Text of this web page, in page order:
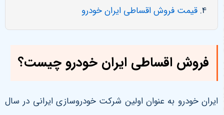
قیمت فروش اقساطی ایران خودرو
فروش اقساطی ایران خودرو چیست؟
ایران خودرو به عنوان اولین شرکت خودروسازی ایرانی در سال